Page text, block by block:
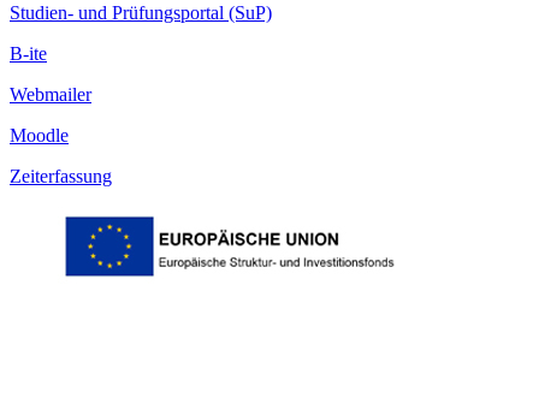
Studien- und Prüfungsportal (SuP)
B-ite
Webmailer
Moodle
Zeiterfassung